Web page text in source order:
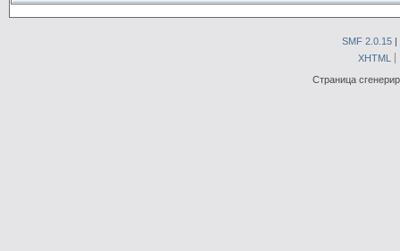
SMF 2.0.15|
XHTML
Страница